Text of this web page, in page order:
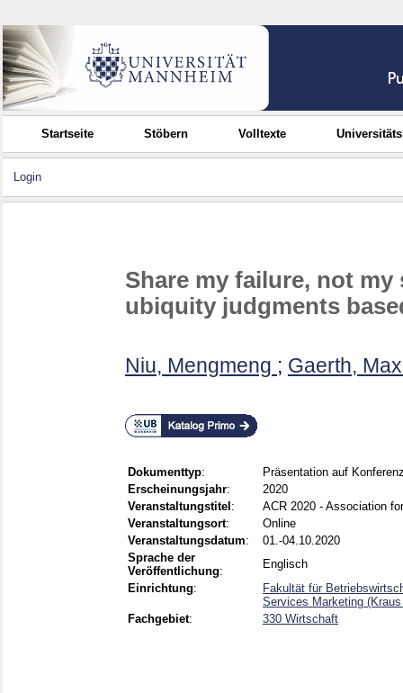
Startseite Stöbern Volltexte
Login
Share my failure, not
ubiquity judgments
Niu, Mengmeng ; Gaerth,
Dokumenttyp:
Präsentation auf
Erscheinungsjahr:
2020
Veranstaltungstitel :
ACR 2020 - Association
Veranstaltungsort:
Online
Veranstaltungsdatum:
01.-04.10.2020
Sprache der
Veröffentlichung:
Englisch
Einrichtung:
Fakultät für
Services Marketing (Kraus
Fachgebiet: 330 Wirtschaft